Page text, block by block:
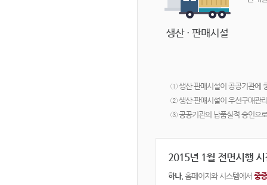
① 생산·판매시설이 공공기관에
② 생산·판매시설이 우선구매관
③ 공공기관의 납품실적 승인으
2015년 1월 전면시행 시
하나. 홈페이지와 시스템에서 중